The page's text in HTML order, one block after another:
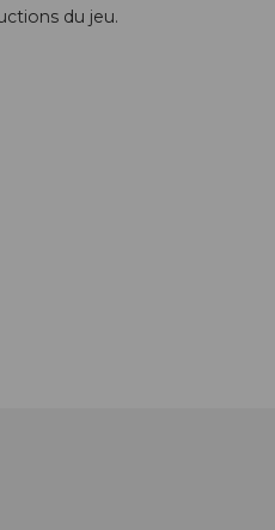
du jeu.